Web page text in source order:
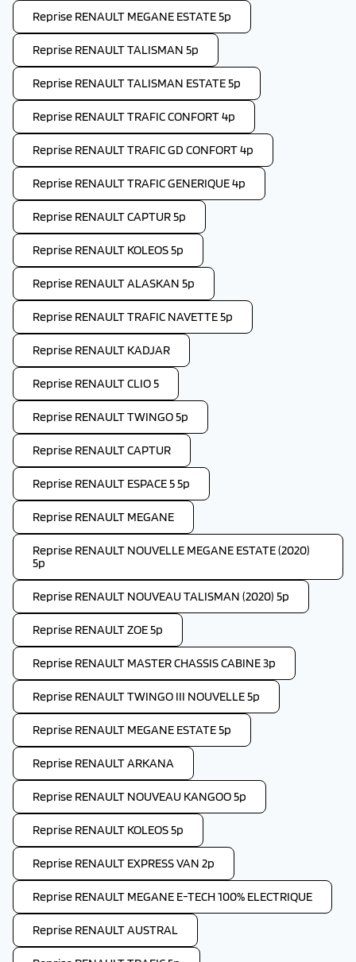
Reprise RENAULT MEGANE ESTATE 5p
Reprise RENAULT TALISMAN 5p
Reprise RENAULT TALISMAN ESTATE 5p
Reprise RENAULT TRAFIC CONFORT 4p
Reprise RENAULT TRAFIC GD CONFORT 4p
Reprise RENAULT TRAFIC GENERIQUE 4p
Reprise RENAULT CAPTUR 5p
Reprise RENAULT KOLEOS 5p
Reprise RENAULT ALASKAN 5p
Reprise RENAULT TRAFIC NAVETTE 5p
Reprise RENAULT KADJAR
Reprise RENAULT CLIO 5
Reprise RENAULT TWINGO 5p
Reprise RENAULT CAPTUR
Reprise RENAULT ESPACE 5 5p
Reprise RENAULT MEGANE
Reprise RENAULT NOUVELLE MEGANE ESTATE (2020)
5p
Reprise RENAULT NOUVEAU TALISMAN (2020) 5p
Reprise RENAULT ZOE 5p
Reprise RENAULT MASTER CHASSIS CABINE 3p
Reprise RENAULT TWINGO III NOUVELLE 5p
Reprise RENAULT MEGANE ESTATE 5p
Reprise RENAULT ARKANA
Reprise RENAULT NOUVEAU KANGOO 5p
Reprise RENAULT KOLEOS 5p
Reprise RENAULT EXPRESS VAN 2p
Reprise RENAULT MEGANE E-TECH 100% ELECTRIQUE
Reprise RENAULT AUSTRAL